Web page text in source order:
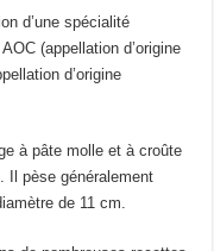
d’une spécialité
(appellation d’origine
d’origine
à pâte molle et à croûte
Il pèse généralement
de 11 cm.